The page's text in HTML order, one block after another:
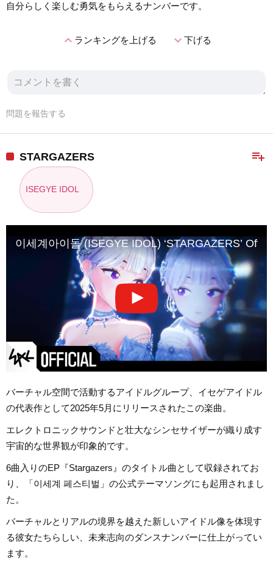
自分らしく楽しむ勇気をもらえるナンバーです。
expand_lessランキングを上げる expand_more下げる
問題を報告する
playlist_add
STARGAZERS
ISEGYE IDOL
이세계아이돌 (ISEGYE IDOL) ‘STARGAZERS’
バーチャル空間で活動するアイドルグループ、イセゲアイドル
の代表作として2025年5月にリリースされたこの楽曲。
エレクトロニックサウンドと壮大なシンセサイザーが織り成す
宇宙的な世界観が印象的です。
6曲入りのEP『Stargazers』のタイトル曲として収録されてお
り、「이세계 페스티벌」の公式テーマソングにも起用されまし
た。
バーチャルとリアルの境界を越えた新しいアイドル像を体現す
る彼女たちらしい、未来志向のダンスナンバーに仕上がってい
ます。